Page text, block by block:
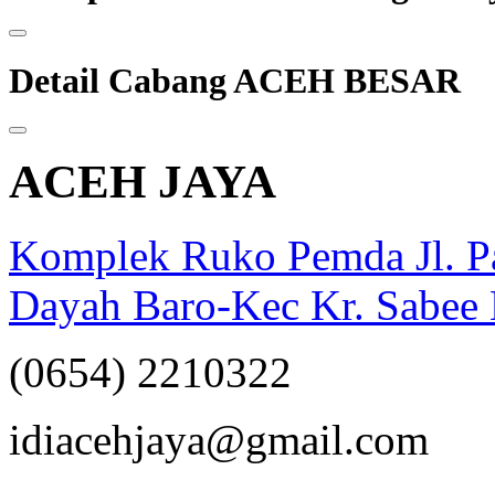
Detail Cabang ACEH BESAR
ACEH JAYA
Komplek Ruko Pemda Jl.
Dayah Baro-Kec Kr.
(0654) 2210322
idiacehjaya@gmail.com